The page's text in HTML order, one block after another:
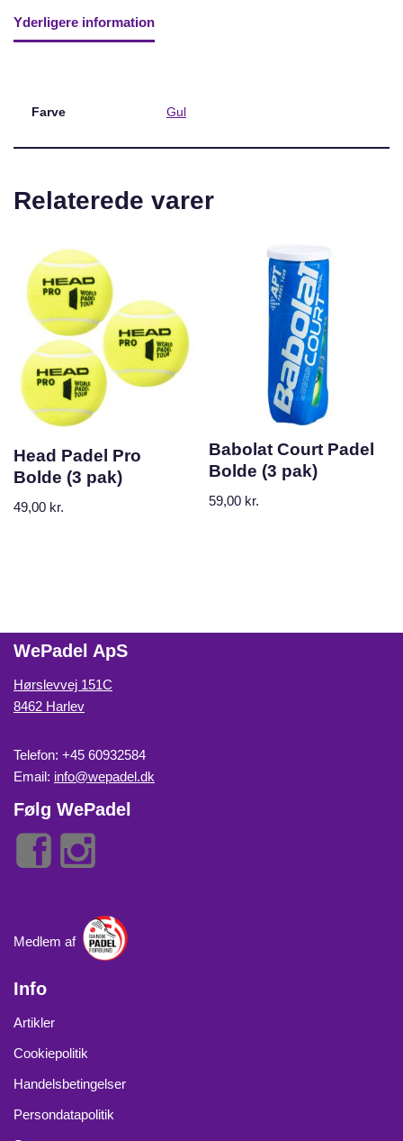
Yderligere information
Farve Gul
Relaterede varer
Head Padel Pro
Bolde (3 pak)
49,00 kr.
Babolat Court Padel
Bolde (3 pak)
59,00 kr.
WePadel ApS
Hørslevvej 151C
8462 Harlev
Telefon: +45 60932584
Email: info@wepadel.dk
Følg WePadel
Medlem af
Info
Artikler
Cookiepolitik
Handelsbetingelser
Persondatapolitik